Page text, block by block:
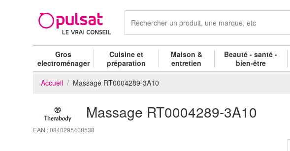
Gros
electroménager
Cuisine et
préparation
Maison &
entretien
Beauté - santé -
bien-être
Accueil Massage RT0004289-3A10
Massage RT0004289-3A10
EAN : 0840295408538